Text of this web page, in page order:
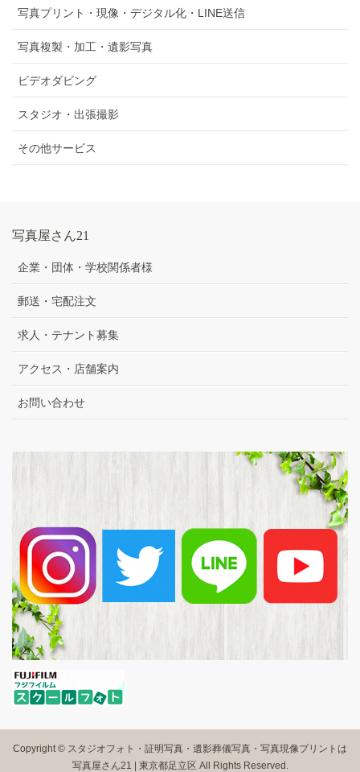
写真プリント・現像・デジタル化・LINE送信
写真複製・加工・遺影写真
ビデオダビング
スタジオ・出張撮影
その他サービス
写真屋さん21
企業・団体・学校関係者様
郵送・宅配注文
求人・テナント募集
アクセス・店舗案内
お問い合わせ
Copyright © スタジオフォト・証明写真・遺影葬儀写真・写真現像プリントは
写真屋さん21 | 東京都足立区 All Rights Reserved.